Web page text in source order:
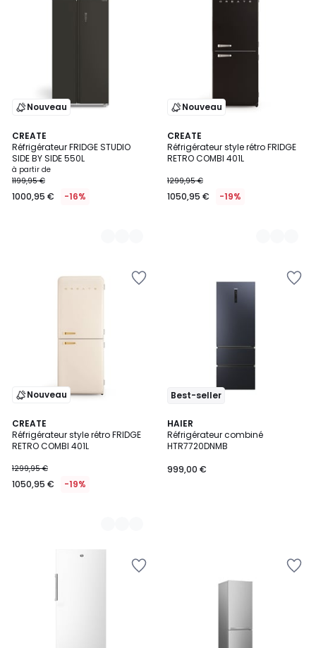
Nouveau
CREATE
Réfrigérateur FRIDGE STUDIO
SIDE BY SIDE 550L
à partir de
1199,95 €
1000,95 € -16%
5
Couleurs
Nouveau
CREATE
Réfrigérateur style rétro FRIDGE
RETRO COMBI 401L
1299,95 €
1050,95 € -19%
11
Couleurs
Nouveau
CREATE
Réfrigérateur style rétro FRIDGE
RETRO COMBI 401L
1299,95 €
1050,95 € -19%
11
Couleurs
Best-seller
HAIER
Réfrigérateur combiné
HTR7720DNMB
999,00 €